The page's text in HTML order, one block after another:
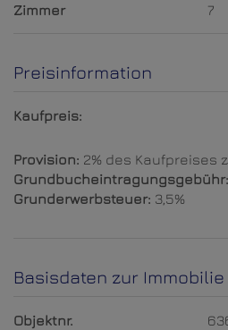
Zimmer 7
Preisinformation
Kaufpreis:
Provision: 2% des Kaufpreises
Grundbucheintragungsgebühr:
Grunderwerbsteuer: 3,5%
Basisdaten zur Immobilie
Objektnr.